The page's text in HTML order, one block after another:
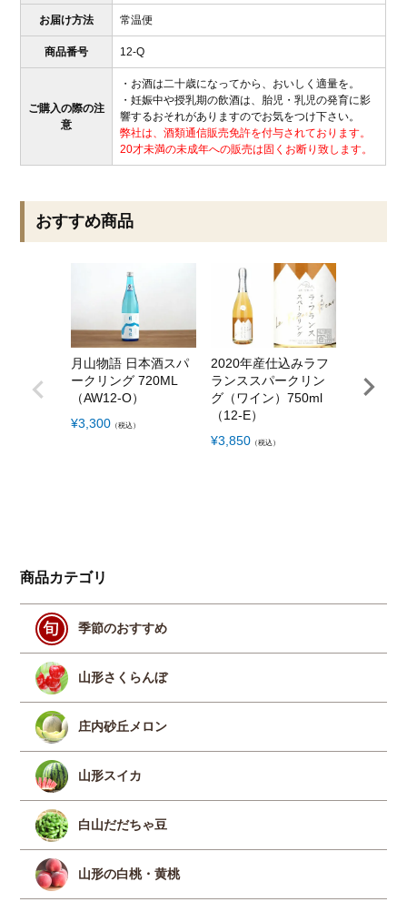
お届け方法 常温便
商品番号 12-Q
ご購入の際の注
意
・お酒は二十歳になってから、おいしく適量を。
・妊娠中や授乳期の飲酒は、胎児・乳児の発育に影
響するおそれがありますのでお気をつけ下さい。
弊社は、酒類通信販売免許を付与されております。
20才未満の未成年への販売は固くお断り致します。
おすすめ商品
月山物語 日本酒スパ
ークリング 720ML
（AW12-O）
¥3,300 （税込）
2020年産仕込みラフ
ランススパークリン
グ（ワイン）750ml
（12-E）
¥3,850 （税込）
んごシ
（12-C）
商品カテゴリ
季節のおすすめ
山形さくらんぼ
庄内砂丘メロン
山形スイカ
白山だだちゃ豆
山形の白桃・黄桃